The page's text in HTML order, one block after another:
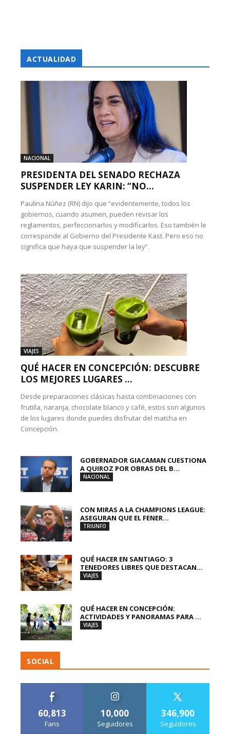
ACTUALIDAD
NACIONAL
PRESIDENTA DEL SENADO RECHAZA
SUSPENDER LEY KARIN: “NO...
Paulina Núñez (RN) dijo que “evidentemente, todos los
gobiernos, cuando asumen, pueden revisar los
reglamentos, perfeccionarlos y modificarlos. Eso también le
corresponde al Gobierno del Presidente Kast. Pero eso no
significa que haya que suspender la ley”.
VIAJES
QUÉ HACER EN CONCEPCIÓN: DESCUBRE
LOS MEJORES LUGARES ...
Desde preparaciones clásicas hasta combinaciones con
frutilla, naranja, chocolate blanco y café, estos son algunos
de los lugares donde puedes disfrutar del matcha en
Concepción.
GOBERNADOR GIACAMAN CUESTIONA
A QUIROZ POR OBRAS DEL B...
NACIONAL
CON MIRAS A LA CHAMPIONS LEAGUE:
ASEGURAN QUE EL FENER...
TRIUNFO
QUÉ HACER EN SANTIAGO: 3
TENEDORES LIBRES QUE DESTACAN...
VIAJES
QUÉ HACER EN CONCEPCIÓN:
ACTIVIDADES Y PANORAMAS PARA ...
VIAJES
SOCIAL
60,813
Fans
10,000
Seguidores
346,900
Seguidores